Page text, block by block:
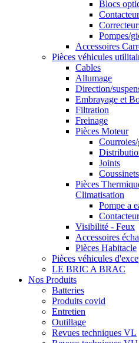
Blocs
Pompes/
Accessoires
Pièces véhicules
Cables
Allumage
Direction/
Embrayage et
Filtration
Freinage
Pièces Moteur
Joints
Pièces
Climatisation
Pompe a
Contacteur
Visibilité - Feux
Accessoires
Pièces Habitacle
Pièces véhicules
LE BRIC A BRAC
Nos Produits
Batteries
Produits covid
Entretien
Outillage
Revues techniques VL